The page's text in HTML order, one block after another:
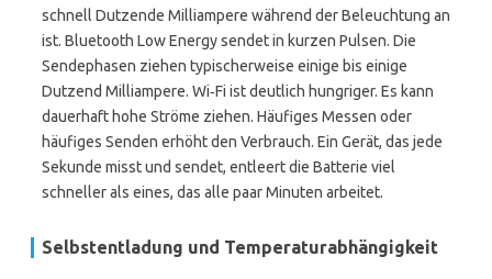
schnell Dutzende Milliampere während der Beleuchtung an
ist. Bluetooth Low Energy sendet in kurzen Pulsen. Die
Sendephasen ziehen typischerweise einige bis einige
Dutzend Milliampere. Wi‑Fi ist deutlich hungriger. Es kann
dauerhaft hohe Ströme ziehen. Häufiges Messen oder
häufiges Senden erhöht den Verbrauch. Ein Gerät, das jede
Sekunde misst und sendet, entleert die Batterie viel
schneller als eines, das alle paar Minuten arbeitet.
Selbstentladung und Temperaturabhängigkeit